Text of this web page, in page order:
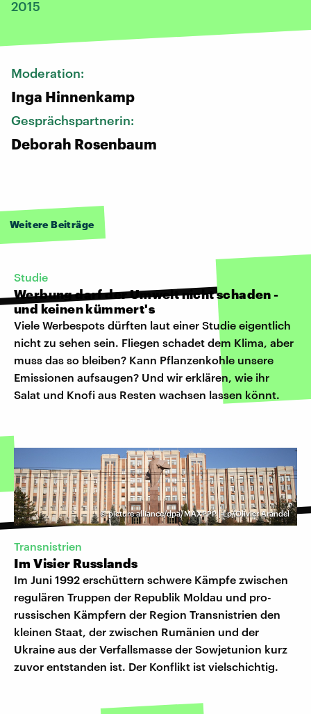
2015
Moderation:
Inga Hinnenkamp
Gesprächspartnerin:
Deborah Rosenbaum
Weitere Beiträge
Studie
Werbung darf der Umwelt nicht schaden -
und keinen kümmert's
Viele Werbespots dürften laut einer Studie eigentlich
nicht zu sehen sein. Fliegen schadet dem Klima, aber
muss das so bleiben? Kann Pflanzenkohle unsere
Emissionen aufsaugen? Und wir erklären, wie ihr
Salat und Knofi aus Resten wachsen lassen könnt.
©picture alliance/dpa/MAXPPP | Lp/Olivier Arandel
Transnistrien
Im Visier Russlands
Im Juni 1992 erschüttern schwere Kämpfe zwischen
regulären Truppen der Republik Moldau und pro-
russischen Kämpfern der Region Transnistrien den
kleinen Staat, der zwischen Rumänien und der
Ukraine aus der Verfallsmasse der Sowjetunion kurz
zuvor entstanden ist. Der Konflikt ist vielschichtig.